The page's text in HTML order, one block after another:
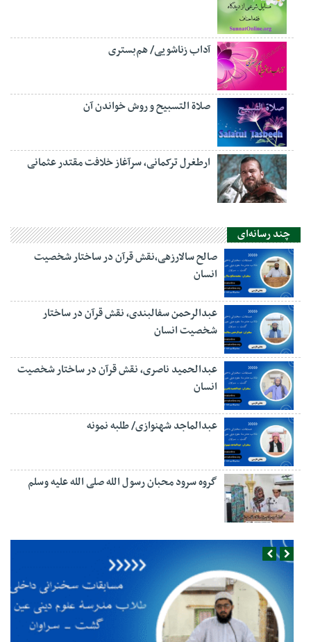
آداب زناشویی/ هم‌بستری
صلاة التسبيح و روش خواندن آن
ارطغرل ترکمانی، سرآغاز خلافت مقتدر عثمانی
چند رسانه‌ای
صالح سالارزهی،‌نقش قرآن در ساختار شخصیت
انسان
عبدالرحمن سفالبندی، نقش قرآن در ساختار
شخصیت انسان
عبدالحمید ناصری، نقش قرآن در ساختار شخصیت
انسان
عبدالماجد شهنوازی/ طلبه نمونه
گروه سرود محبان رسول الله صلی الله علیه وسلم